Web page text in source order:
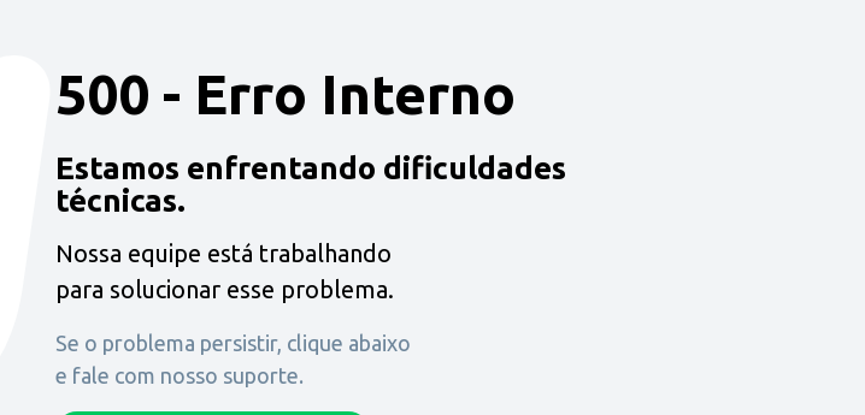
500 - Erro Interno
Estamos enfrentando dificuldades
técnicas.
Nossa equipe está trabalhando
para solucionar esse problema.
Se o problema persistir, clique abaixo
e fale com nosso suporte.